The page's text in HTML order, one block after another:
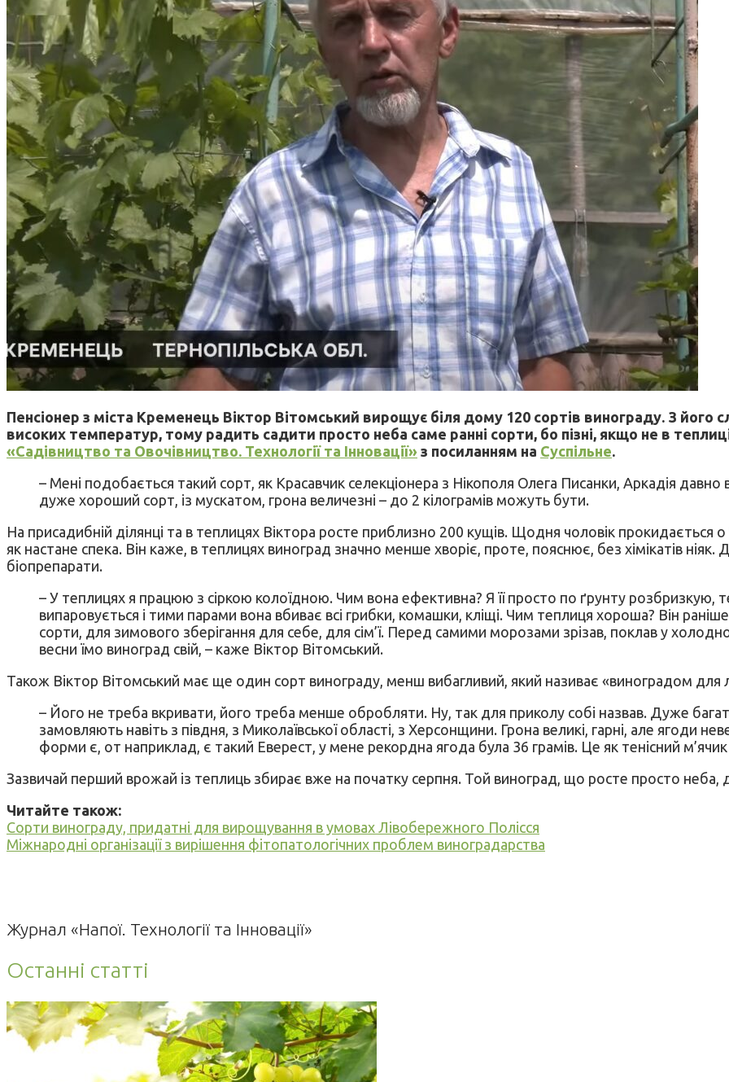
Пенсіонер з міста Кременець Віктор Вітомський вирощує біля дому 120 сортів винограду. З його
високих температур, тому радить садити просто неба саме ранні сорти, бо пізні, якщо не в
«Садівництво та Овочівництво. Технології та Інновації» з посиланням на Суспільне.
– Мені подобається такий сорт, як Красавчик селекціонера з Нікополя Олега Писанки, Аркадія
дуже хороший сорт, із мускатом, грона величезні – до 2 кілограмів можуть бути.
На присадибній ділянці та в теплицях Віктора росте приблизно 200 кущів. Щодня чоловік
як настане спека. Він каже, в теплицях виноград значно менше хворіє, проте, пояснює, без хімікатів ніяк.
біопрепарати.
– У теплицях я працюю з сіркою колоїдною. Чим вона ефективна? Я її просто по ґрунту розбризкую,
випаровується і тими парами вона вбиває всі грибки, комашки, кліщі. Чим теплиця хороша? Він
сорти, для зимового зберігання для себе, для сім’ї. Перед самими морозами зрізав, поклав у
весни їмо виноград свій, – каже Віктор Вітомський.
Також Віктор Вітомський має ще один сорт винограду, менш вибагливий, який називає «виноградом для
– Його не треба вкривати, його треба менше обробляти. Ну, так для приколу собі назвав. Дуже
замовляють навіть з півдня, з Миколаївської області, з Херсонщини. Грона великі, гарні, але ягоди
форми є, от наприклад, є такий Еверест, у мене рекордна ягода була 36 грамів. Це як тенісний
Зазвичай перший врожай із теплиць збирає вже на початку серпня. Той виноград, що росте просто неба,
Читайте також:
Сорти винограду, придатні для вирощування в умовах Лівобережного Полісся
Міжнародні організації з вирішення фітопатологічних проблем виноградарства
Журнал «Напої. Технології та Інновації»
Останні статті